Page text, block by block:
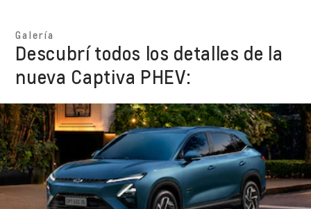
Galería
Descubrí todos los detalles de la
nueva Captiva PHEV: